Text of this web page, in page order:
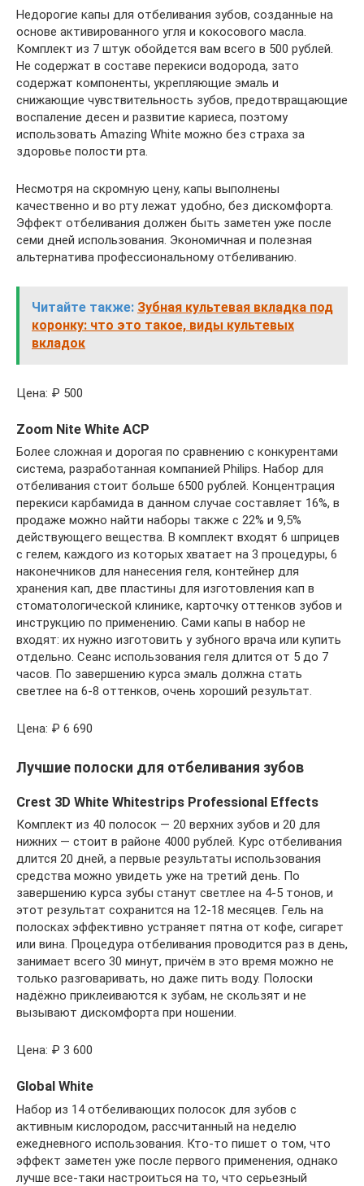
Недорогие капы для отбеливания зубов, созданные на
основе активированного угля и кокосового масла.
Комплект из 7 штук обойдется вам всего в 500 рублей.
Не содержат в составе перекиси водорода, зато
содержат компоненты, укрепляющие эмаль и
снижающие чувствительность зубов, предотвращающие
воспаление десен и развитие кариеса, поэтому
использовать Amazing White можно без страха за
здоровье полости рта.
Несмотря на скромную цену, капы выполнены
качественно и во рту лежат удобно, без дискомфорта.
Эффект отбеливания должен быть заметен уже после
семи дней использования. Экономичная и полезная
альтернатива профессиональному отбеливанию.
Читайте также: Зубная культевая вкладка под
коронку: что это такое, виды культевых
вкладок
Цена: ₽ 500
Zoom Nite White ACP
Более сложная и дорогая по сравнению с конкурентами
система, разработанная компанией Philips. Набор для
отбеливания стоит больше 6500 рублей. Концентрация
перекиси карбамида в данном случае составляет 16%, в
продаже можно найти наборы также с 22% и 9,5%
действующего вещества. В комплект входят 6 шприцев
с гелем, каждого из которых хватает на 3 процедуры, 6
наконечников для нанесения геля, контейнер для
хранения кап, две пластины для изготовления кап в
стоматологической клинике, карточку оттенков зубов и
инструкцию по применению. Сами капы в набор не
входят: их нужно изготовить у зубного врача или купить
отдельно. Сеанс использования геля длится от 5 до 7
часов. По завершению курса эмаль должна стать
светлее на 6-8 оттенков, очень хороший результат.
Цена: ₽ 6 690
Лучшие полоски для отбеливания зубов
Crest 3D White Whitestrips Professional Effects
Комплект из 40 полосок — 20 верхних зубов и 20 для
нижних — стоит в районе 4000 рублей. Курс отбеливания
длится 20 дней, а первые результаты использования
средства можно увидеть уже на третий день. По
завершению курса зубы станут светлее на 4-5 тонов, и
этот результат сохранится на 12-18 месяцев. Гель на
полосках эффективно устраняет пятна от кофе, сигарет
или вина. Процедура отбеливания проводится раз в день,
занимает всего 30 минут, причём в это время можно не
только разговаривать, но даже пить воду. Полоски
надёжно приклеиваются к зубам, не скользят и не
вызывают дискомфорта при ношении.
Цена: ₽ 3 600
Global White
Набор из 14 отбеливающих полосок для зубов с
активным кислородом, рассчитанный на неделю
ежедневного использования. Кто-то пишет о том, что
эффект заметен уже после первого применения, однако
лучше все-таки настроиться на то, что серьезный